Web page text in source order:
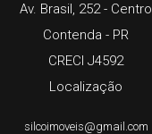
Av. Brasil, 252- Centro
Contenda - PR
CRECI J4592
Localização
silcoimoveis@gmail.com